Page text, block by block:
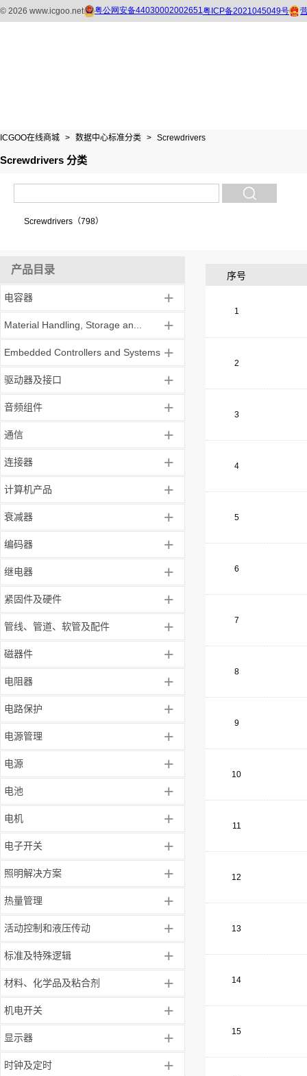
ICGOO在线商城 > 数据中心标准分类 > Screwdrivers
Screwdrivers 分类
Screwdrivers（798）
产品目录
电容器 +
Material Handling, Storage an... +
Embedded Controllers and Systems +
驱动器及接口 +
音频组件 +
通信 +
连接器 +
计算机产品 +
衰减器 +
编码器 +
继电器 +
紧固件及硬件 +
管线、管道、软管及配件 +
磁器件 +
电阻器 +
电路保护 +
电源管理 +
电源 +
电池 +
电机 +
电子开关 +
照明解决方案 +
热量管理 +
活动控制和液压传动 +
标准及特殊逻辑 +
材料、化学品及粘合剂 +
机电开关 +
显示器 +
时钟及定时 +
序号
1
2
3
4
5
6
7
8
9
10
11
12
13
14
15